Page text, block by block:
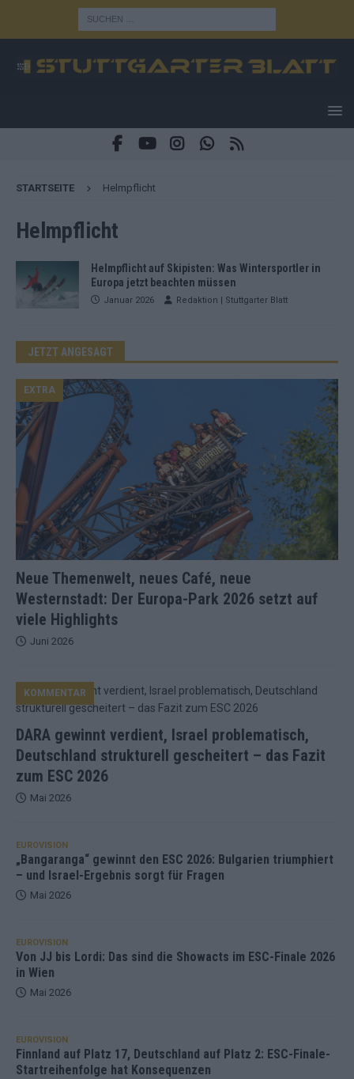
STARTSEITE Helmpflicht
Helmpflicht
Helmpflicht auf Skipisten: Was Wintersportler in
Europa jetzt beachten müssen
Januar 2026 Redaktion | Stuttgarter Blatt
JETZT ANGESAGT
Neue Themenwelt, neues Café, neue
Westernstadt: Der Europa-Park 2026 setzt auf
viele Highlights
EXTRA
Juni 2026
DARA gewinnt verdient, Israel problematisch,
Deutschland strukturell gescheitert – das Fazit
zum ESC 2026
KOMMENTAR
Mai 2026
EUROVISION
„Bangaranga“ gewinnt den ESC 2026: Bulgarien triumphiert
– und Israel-Ergebnis sorgt für Fragen
Mai 2026
EUROVISION
Von JJ bis Lordi: Das sind die Showacts im ESC-Finale 2026
in Wien
Mai 2026
EUROVISION
Finnland auf Platz 17, Deutschland auf Platz 2: ESC-Finale-
Startreihenfolge hat Konsequenzen